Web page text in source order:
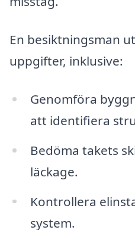
En besiktningsman
uppgifter, inklusive:
Genomföra
att identifiera
Bedöma takets
läckage.
Kontrollera
system.